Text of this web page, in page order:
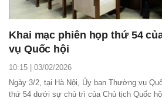
Khai mạc phiên họp thứ 54
vụ Quốc hội
10:15 | 03/02/2026
Ngày 3/2, tại Hà Nội, Ủy ban Thường vụ
thứ 54 dưới sự chủ trì của Chủ tịch Quốc